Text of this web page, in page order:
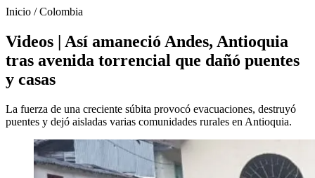
Inicio /Colombia
Videos | Así amaneció Andes, Antioquia
tras avenida torrencial que dañó puentes
y casas
La fuerza de una creciente súbita provocó evacuaciones, destruyó
puentes y dejó aisladas varias comunidades rurales en Antioquia.